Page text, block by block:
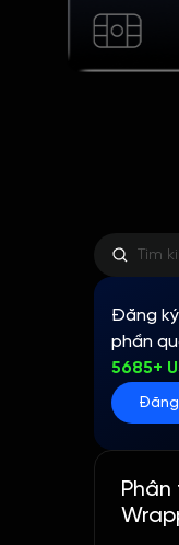
Đăng
phần
5685+